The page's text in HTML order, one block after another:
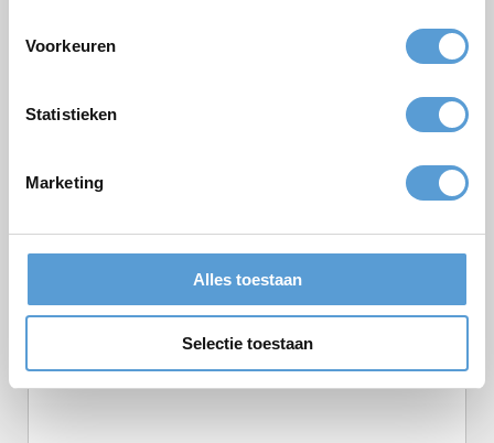
Voorkeuren
Statistieken
Marketing
Alles toestaan
Selectie toestaan
Geplande datum
Budget
Opties/aanvullingen
Borrel arrangement
Lunch
BBQ/Diner